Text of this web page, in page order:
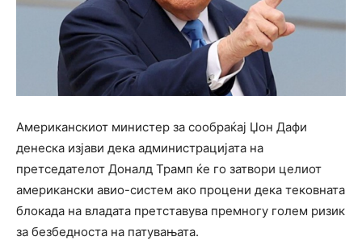
Американскиот министер за сообраќај Џон Дафи
денеска изјави дека администрацијата на
претседателот Доналд Трамп ќе го затвори целиот
американски авио-систем ако процени дека тековната
блокада на владата претставува премногу голем ризик
за безбедноста на патувањата.